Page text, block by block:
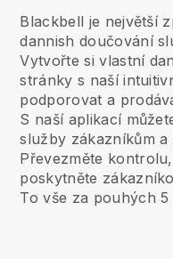
Blackbell je největší
dannish doučování
Vytvořte si vlastní
stránky s naší
podporovat a
S naší aplikací
služby zákazníkům
Převezměte
poskytněte
To vše za pouhých 5